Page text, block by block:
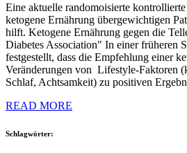
Eine aktuelle randomoisierte
ketogene Ernährung übergewichtigen
hilft. Ketogene Ernährung gegen die
Diabetes Association" In einer früheren
festgestellt, dass die Empfehlung einer
Veränderungen von Lifestyle-Faktoren
Schlaf, Achtsamkeit) zu positiven
READ MORE
Schlagwörter: